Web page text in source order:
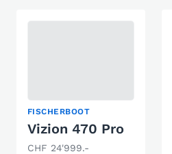
FISCHERBOOT
Vizion 470 Pro
CHF 24'999.-